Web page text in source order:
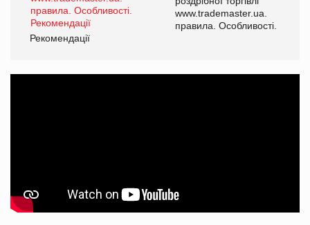
www.trademaster.ua.
правила. Особливості.
Рекомендації